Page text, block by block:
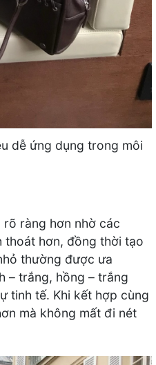
dễ ứng dụng trong môi
ràng hơn nhờ các
hơn, đồng thời tạo
thường được ưa
– trắng, hồng – trắng
tinh tế. Khi kết hợp cùng
mà không mất đi nét